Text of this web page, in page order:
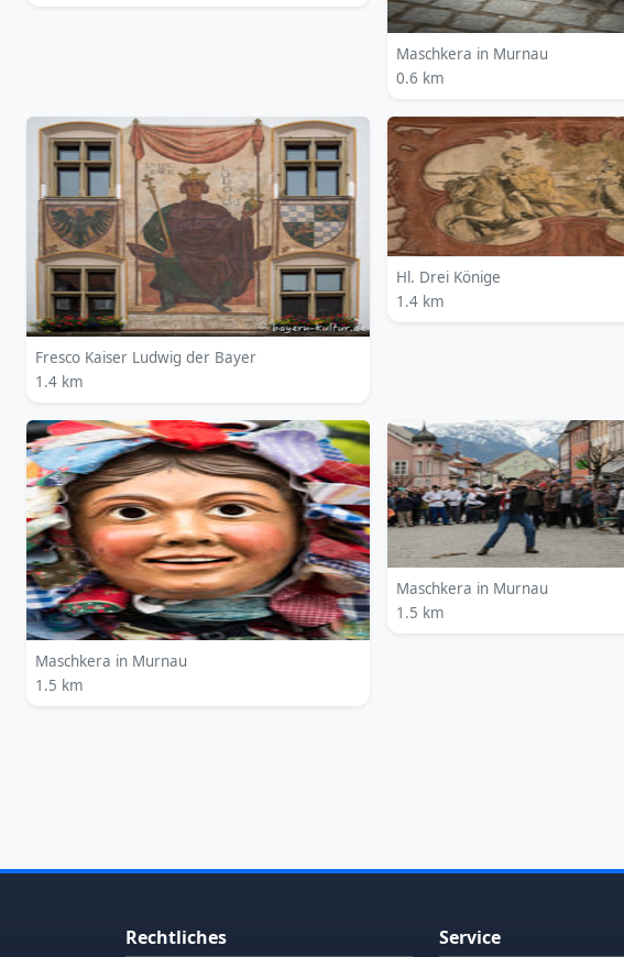
Maschkera in Murnau
0.6 km
Fresco Kaiser Ludwig der Bayer
1.4 km
Hl. Drei Könige
1.4 km
Maschkera in Murnau
1.5 km
Maschkera in Murnau
1.5 km
Rechtliches Service